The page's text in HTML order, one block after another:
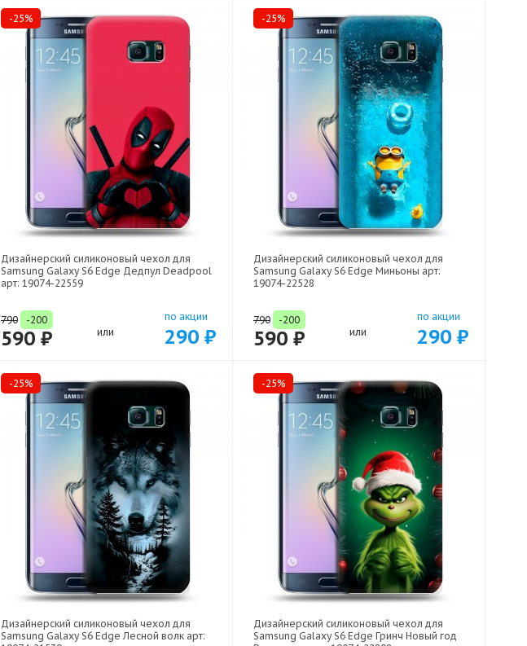
-25%
Дизайнерский силиконовый чехол для
Samsung Galaxy S6 Edge Дедпул Deadpool
арт: 19074-22559
790 -200
590 ₽ или
по акции
290 ₽
-25%
Дизайнерский силиконовый чехол для
Samsung Galaxy S6 Edge Миньоны арт:
19074-22528
790 -200
590 ₽ или
по акции
290 ₽
-25%
Дизайнерский силиконовый чехол для
Samsung Galaxy S6 Edge Лесной волк арт:
-25%
Дизайнерский силиконовый чехол для
Samsung Galaxy S6 Edge Гринч Новый год